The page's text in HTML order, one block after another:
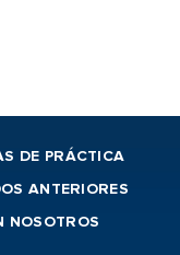
DE PRÁCTICA
ANTERIORES
NOSOTROS